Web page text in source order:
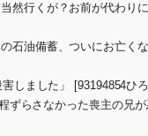
然行くが？お前が代わり
石油備蓄、ついにお亡く
しました」 [93194854ひ
ずらさなかった喪主の兄